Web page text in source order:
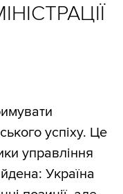
успіху. Це
управління
Україна